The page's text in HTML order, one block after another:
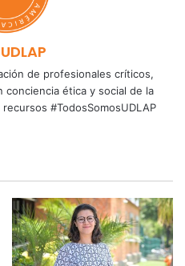
de profesionales críticos,
ética y social de la
#TodosSomosUDLAP